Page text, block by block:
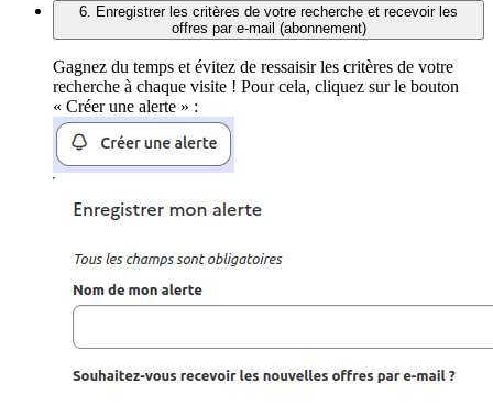
6. Enregistrer les critères de votre recherche et recevoir les
offres par e-mail (abonnement)
Gagnez du temps et évitez de ressaisir les critères de votre
recherche à chaque visite ! Pour cela, cliquez sur le bouton
« Créer une alerte » :